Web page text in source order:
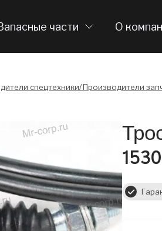
части О
спецтехники/Производители